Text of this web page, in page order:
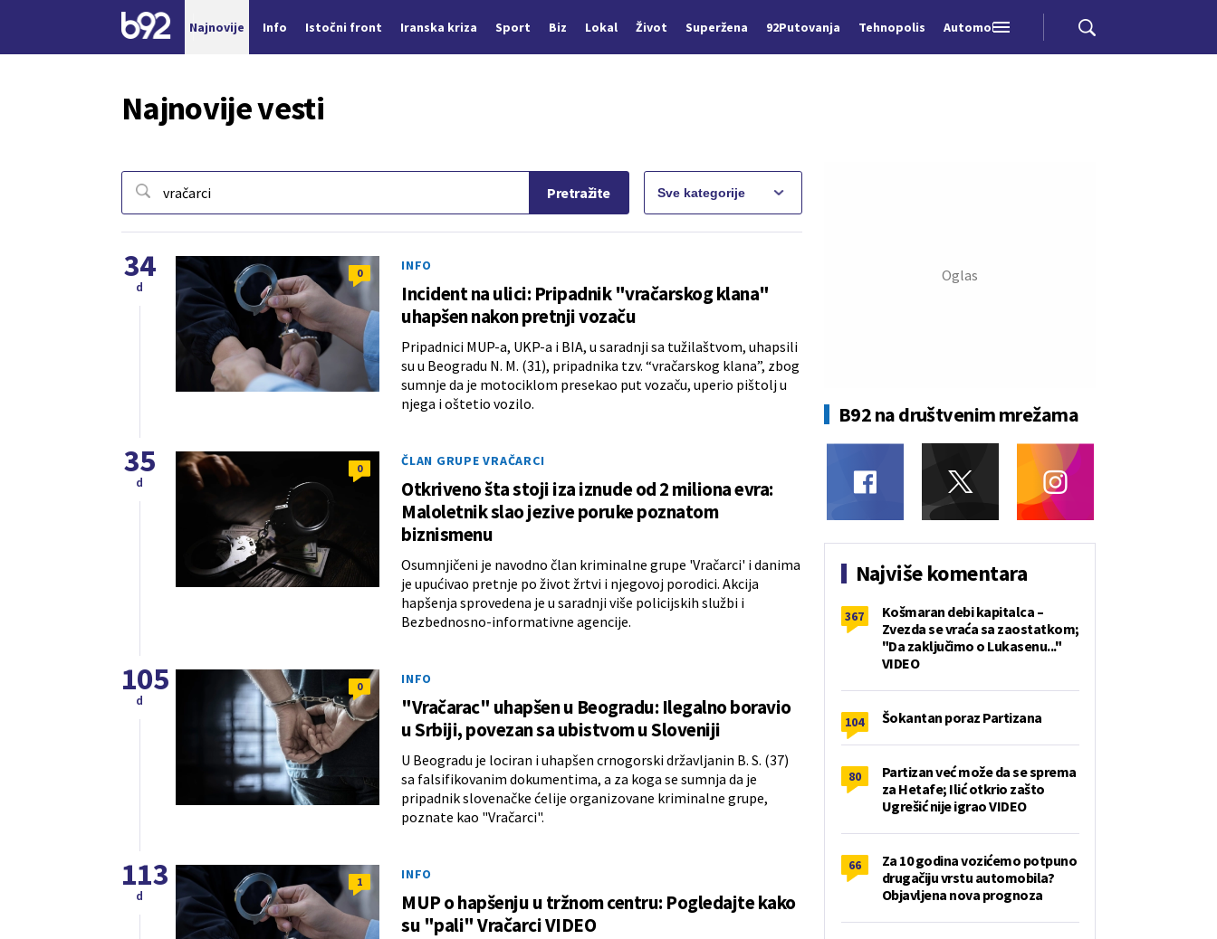
Najnovije Info Istočni front Iranska kriza Sport Biz Lokal Život Superžena 92Putovanja Tehnopolis Automobili
Najnovije vesti
Pretražite
0 INFO
Incident na ulici: Pripadnik "vračarskog klana"
uhapšen nakon pretnji vozaču
Pripadnici MUP-a, UKP-a i BIA, u saradnji sa tužilaštvom, uhapsili
su u Beogradu N. M. (31), pripadnika tzv. “vračarskog klana”, zbog
sumnje da je motociklom presekao put vozaču, uperio pištolj u
njega i oštetio vozilo.
34
d
0 ČLAN GRUPE VRAČARCI
Otkriveno šta stoji iza iznude od 2 miliona evra:
Maloletnik slao jezive poruke poznatom
biznismenu
Osumnjičeni je navodno član kriminalne grupe 'Vračarci' i danima
je upućivao pretnje po život žrtvi i njegovoj porodici. Akcija
hapšenja sprovedena je u saradnji više policijskih službi i
Bezbednosno-informativne agencije.
35
d
0 INFO
"Vračarac" uhapšen u Beogradu: Ilegalno boravio
u Srbiji, povezan sa ubistvom u Sloveniji
U Beogradu je lociran i uhapšen crnogorski državljanin B. S. (37)
sa falsifikovanim dokumentima, a za koga se sumnja da je
pripadnik slovenačke ćelije organizovane kriminalne grupe,
poznate kao "Vračarci".
105
d
1 INFO
MUP o hapšenju u tržnom centru: Pogledajte kako
su "pali" Vračarci VIDEO
113
d
B92 na društvenim mrežama
Najviše komentara
367
Košmaran debi kapitalca –
Zvezda se vraća sa zaostatkom;
"Da zaključimo o Lukasenu..."
VIDEO
104 Šokantan poraz Partizana
80
Partizan već može da se sprema
za Hetafe; Ilić otkrio zašto
Ugrešić nije igrao VIDEO
66
Za 10 godina vozićemo potpuno
drugačiju vrstu automobila?
Objavljena nova prognoza